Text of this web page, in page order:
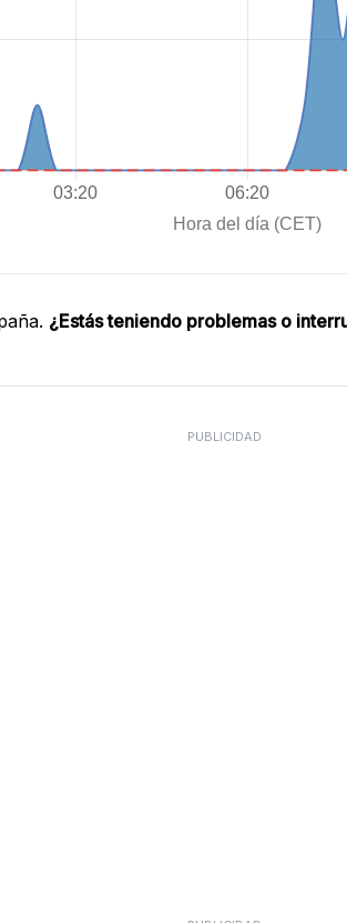
¿Estás teniendo problemas o
PUBLICIDAD